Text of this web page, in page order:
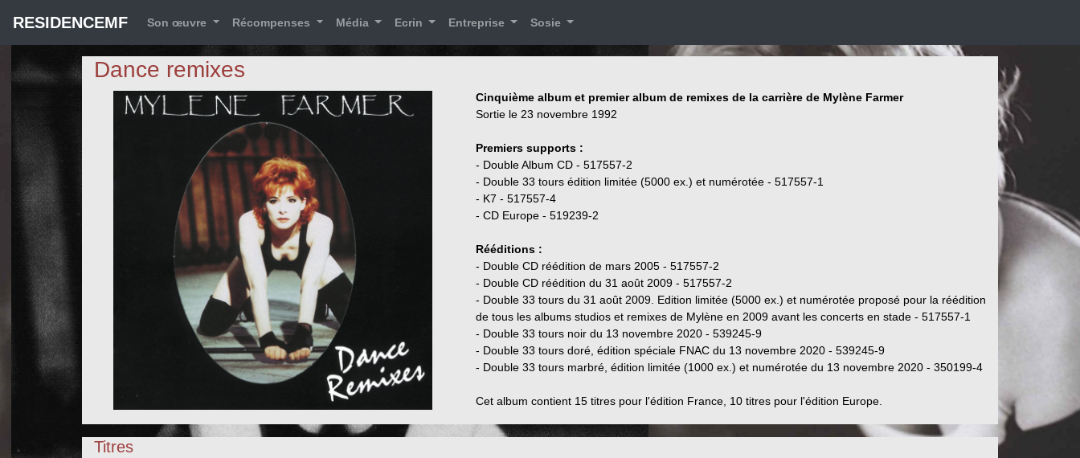
RESIDENCEMF Son œuvre Récompenses Média Ecrin Entreprise Sosie
Dance remixes
Cinquième album et premier album de remixes de la carrière de Mylène Farmer
Sortie le 23 novembre 1992
Premiers supports :
- Double Album CD - 517557-2
- Double 33 tours édition limitée (5000 ex.) et numérotée - 517557-1
- K7 - 517557-4
- CD Europe - 519239-2
Rééditions :
- Double CD réédition de mars 2005 - 517557-2
- Double CD réédition du 31 août 2009 - 517557-2
- Double 33 tours du 31 août 2009. Edition limitée (5000 ex.) et numérotée proposé pour la réédition
de tous les albums studios et remixes de Mylène en 2009 avant les concerts en stade - 517557-1
- Double 33 tours noir du 13 novembre 2020 - 539245-9
- Double 33 tours doré, édition spéciale FNAC du 13 novembre 2020 - 539245-9
- Double 33 tours marbré, édition limitée (1000 ex.) et numérotée du 13 novembre 2020 - 350199-4
Cet album contient 15 titres pour l'édition France, 10 titres pour l'édition Europe.
Titres